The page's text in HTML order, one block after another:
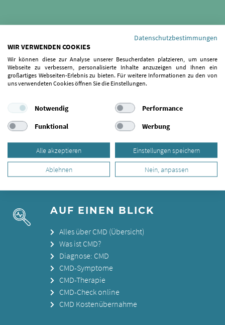
Datenschutzbestimmungen
WIR VERWENDEN COOKIES
Wir können diese zur Analyse unserer Besucherdaten platzieren, um unsere
Webseite zu verbessern, personalisierte Inhalte anzuzeigen und Ihnen ein
großartiges Webseiten-Erlebnis zu bieten. Für weitere Informationen zu den von
uns verwendeten Cookies öffnen Sie die Einstellungen.
Notwendig
Performance
Funktional
Werbung
Alle akzeptieren Einstellungen speichern
Ablehnen Nein, anpassen
AUF EINEN BLICK
Alles über CMD (Übersicht)
Was ist CMD?
Diagnose: CMD
CMD-Symptome
CMD-Therapie
CMD-Check online
CMD Kostenübernahme